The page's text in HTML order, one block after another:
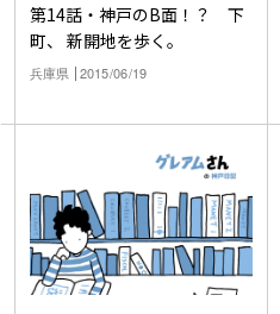
第14話・神戸のB面！？ 下
町、 新開地を歩く。
兵庫県 2015/06/19